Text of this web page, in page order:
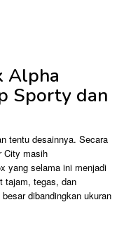
Alpha
Sporty dan
tentu desainnya. Secara
City masih
yang selama ini menjadi
tajam, tegas, dan
dibandingkan ukuran